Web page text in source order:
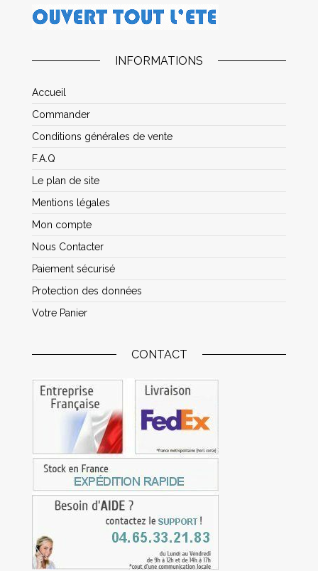
INFORMATIONS
Accueil
Commander
Conditions générales de vente
F.A.Q
Le plan de site
Mentions légales
Mon compte
Nous Contacter
Paiement sécurisé
Protection des données
Votre Panier
CONTACT